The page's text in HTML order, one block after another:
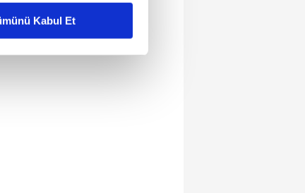
kullanılmaktadır. Bu
sizlere yönelik
bilgi için Ayarlar
Kabul Et